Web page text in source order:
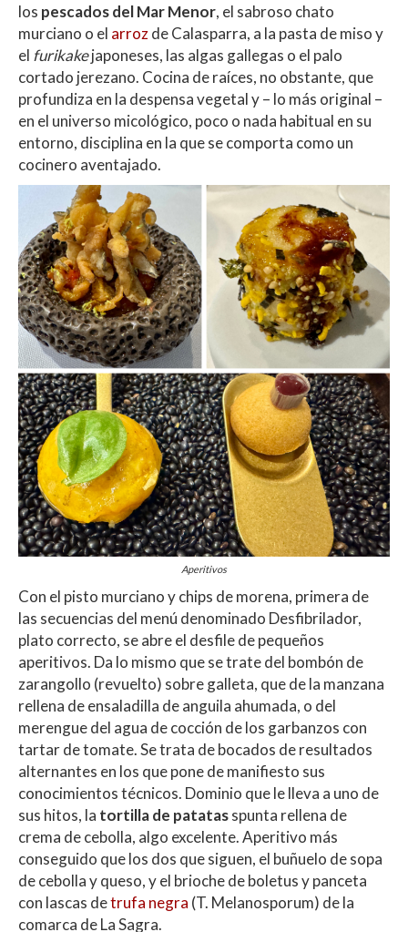
los pescados del Mar Menor, el sabroso chato
murciano o el arrozde Calasparra, a la pasta de miso y
el furikakejaponeses, las algas gallegas o el palo
cortado jerezano. Cocina de raíces, no obstante, que
profundiza en la despensa vegetal y – lo más original –
en el universo micológico, poco o nada habitual en su
entorno, disciplina en la que se comporta como un
cocinero aventajado.
Aperitivos
Con el pisto murciano y chips de morena, primera de
las secuencias del menú denominado Desfibrilador,
plato correcto, se abre el desfile de pequeños
aperitivos. Da lo mismo que se trate del bombón de
zarangollo (revuelto) sobre galleta, que de la manzana
rellena de ensaladilla de anguila ahumada, o del
merengue del agua de cocción de los garbanzos con
tartar de tomate. Se trata de bocados de resultados
alternantes en los que pone de manifiesto sus
conocimientos técnicos. Dominio que le lleva a uno de
sus hitos, la tortilla de patatasspunta rellena de
crema de cebolla, algo excelente. Aperitivo más
conseguido que los dos que siguen, el buñuelo de sopa
de cebolla y queso, y el brioche de boletus y panceta
con lascas detrufa negra (T. Melanosporum) de la
comarca de La Sagra.